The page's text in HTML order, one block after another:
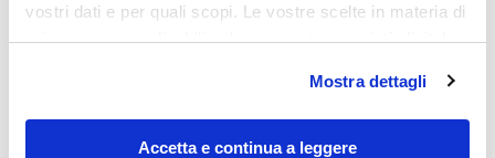
vostri dati e per quali scopi. Le vostre scelte in materia di
privacy sono applicabili solo su questa proprietà digitale
modificare o revocare il proprio consenso in qualsiasi
momento dalla Dichiarazione sui cookie o facendo clic
sull'icona di attivazione della privacy.
Mostra dettagli
Accetta e continua a leggere